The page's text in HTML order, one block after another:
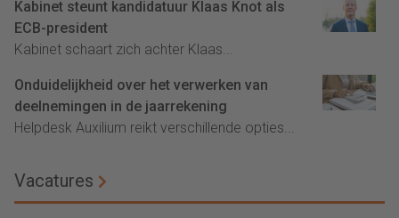
Kabinet steunt kandidatuur Klaas Knot als
ECB-president
Kabinet schaart zich achter Klaas...
Onduidelijkheid over het verwerken van
deelnemingen in de jaarrekening
Helpdesk Auxilium reikt verschillende opties...
Vacatures